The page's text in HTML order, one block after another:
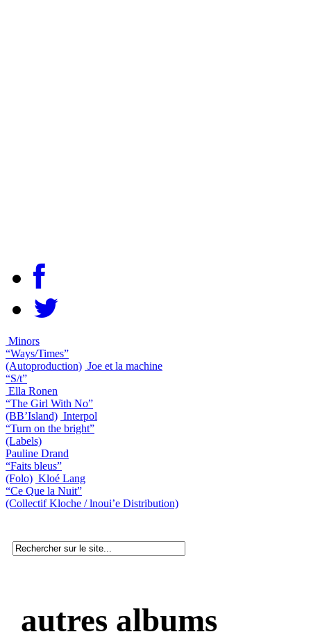
Minors
“Ways/Times”
(Autoproduction) Joe et la machine
“S/t”
Ella Ronen
“The Girl With No”
(BB’Island) Interpol
“Turn on the bright”
(Labels)
Pauline Drand
“Faits bleus”
(Folo) Kloé Lang
“Ce Que la Nuit”
(Collectif Kloche / lnoui’e Distribution)
autres albums